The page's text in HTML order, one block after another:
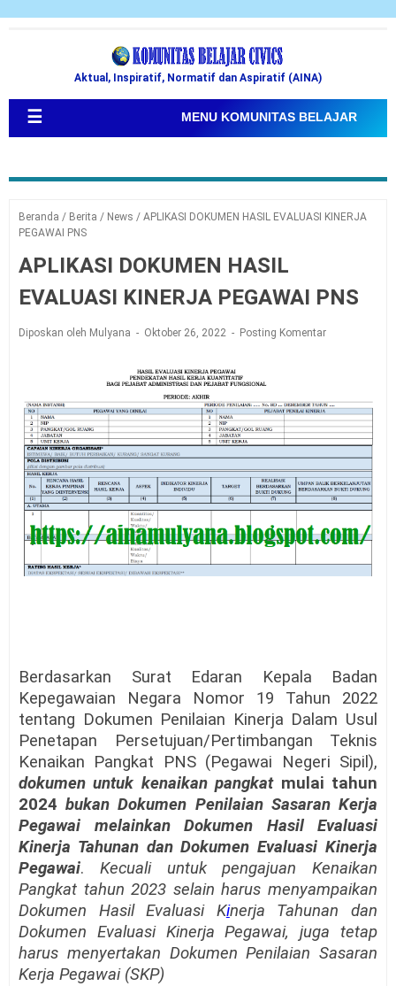
Aktual, Inspiratif, Normatif dan Aspiratif (AINA)
☰ MENU KOMUNITAS BELAJAR
Beranda / Berita / News / APLIKASI DOKUMEN HASIL EVALUASI KINERJA
PEGAWAI PNS
APLIKASI DOKUMEN HASIL
EVALUASI KINERJA PEGAWAI PNS
Diposkan oleh Mulyana Oktober 26, 2022 Posting Komentar
Berdasarkan Surat Edaran Kepala Badan
Kepegawaian Negara Nomor 19 Tahun 2022
tentang Dokumen Penilaian Kinerja Dalam Usul
Penetapan Persetujuan/Pertimbangan Teknis
Kenaikan Pangkat PNS (Pegawai Negeri Sipil),
dokumen untuk kenaikan pangkat mulai tahun
2024bukan Dokumen Penilaian Sasaran Kerja
Pegawai melainkan Dokumen Hasil Evaluasi
Kinerja Tahunan dan Dokumen Evaluasi Kinerja
Pegawai. Kecuali untuk pengajuan Kenaikan
Pangkat tahun 2023 selain harus menyampaikan
Dokumen Hasil Evaluasi Kinerja Tahunan dan
Dokumen Evaluasi Kinerja Pegawai, juga tetap
harus menyertakan Dokumen Penilaian Sasaran
Kerja Pegawai (SKP)